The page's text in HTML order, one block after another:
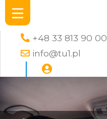
+48 33 813 90 00
info@tu1.pl